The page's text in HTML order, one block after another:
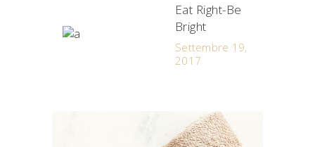
Eat Right-Be
Bright
Settembre 19,
2017